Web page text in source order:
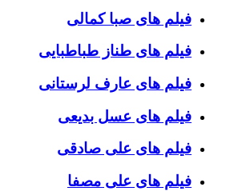
فیلم های صبا کمالی
فیلم های طناز طباطبایی
فیلم های عارف لرستانی
فیلم های عسل بدیعی
فیلم های علی صادقی
فیلم های علی مصفا